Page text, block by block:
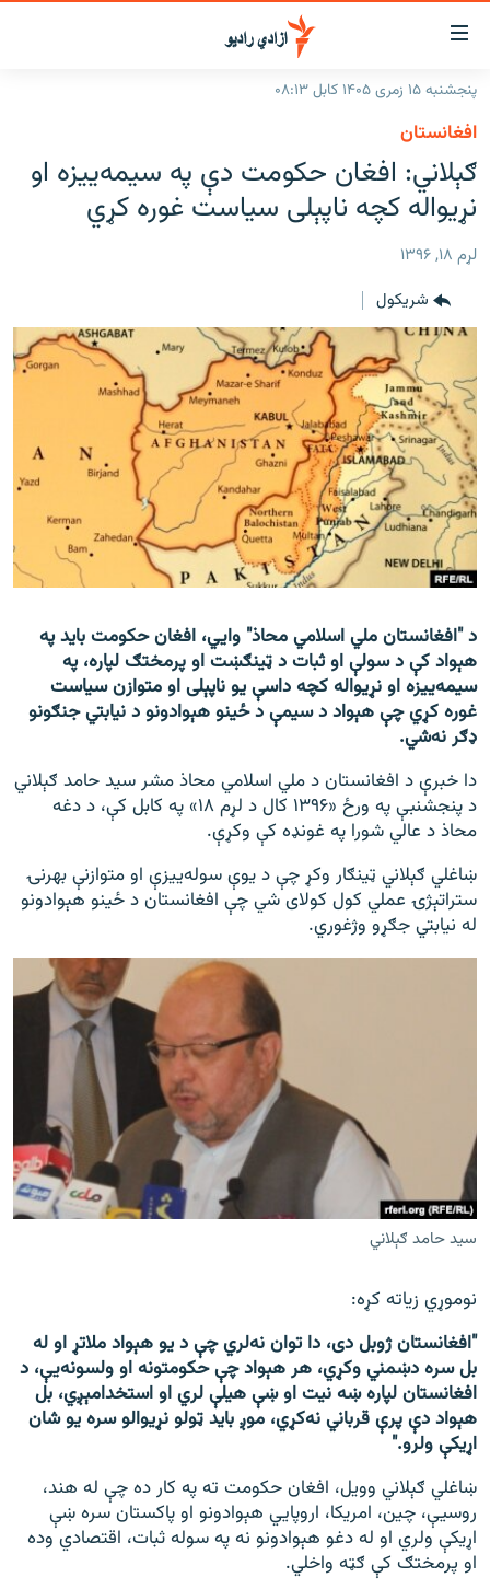
د
لاسرسۍ
وړ
لېنکونه
متن
ته
ورتلل
اصلي
ورتلل
لټون
پاڼې
مراجعه
راپورونه
افغانستان
نړۍ
خبرونه
د خپرونو جدول
مرکې
اونیزې خپرونې
انځوریزه برخه
ورزش
د کډوالۍ بحران
'کووېډ-۱۹'
اړیکه
دري پاڼه
راسره ملګري شئ
د ازادې اروپا/ ازادي راډيو ټولې پاڼې
پنجشنبه ۱۵ زمری ۱۴۰۵ کابل ۰۸:۱۳
افغانستان
ګېلاني: افغان حکومت دې په سیمه‌ییزه او
نړیواله کچه ناپېلی سیاست غوره کړي
لړم ۱۸, ۱۳۹۶
شريکول
د "افغانستان ملي اسلامي محاذ" وايي، افغان حکومت باید په
هېواد کې د سولې او ثبات د ټینګښت او پرمختګ لپاره، په
سیمه‌ییزه او نړیواله کچه داسې یو ناپېلی او متوازن سیاست
غوره کړي چې هېواد د سیمې د ځينو هېوادونو د نیابتي جنګونو
ډګر نه‌شي.
دا خبرې د افغانستان د ملي اسلامي محاذ مشر سید حامد ګېلاني
د پنجشنبې په ورځ «۱۳۹۶ کال د لړم ۱۸» په کابل کې، د دغه
محاذ د عالي شورا په غونډه کې وکړې.
ښاغلي ګېلاني ټینګار وکړ چې د یوې سوله‌ییزې او متوازنې بهرنۍ
ستراتېژۍ عملي کول کولای شي چې افغانستان د ځینو هېوادونو
له نیابتي جګړو وژغوري.
سید حامد ګېلاني
نوموړي زیاته کړه:
"افغانستان ژوبل دی، دا توان نه‌لري چې د یو هېواد ملاتړ او له
بل سره دښمني وکړي، هر هېواد چې حکومتونه او ولسونه‌یې، د
افغانستان لپاره ښه نیت او ښې هیلې لري او استخدامېږي، بل
هېواد دې پرې قرباني نه‌کړي، موږ باید ټولو نړیوالو سره یو شان
اړیکې ولرو."
ښاغلي ګېلاني وویل، افغان حکومت ته په کار ده چې له هند،
روسیې، چین، امریکا، اروپايي هېوادونو او پاکستان سره ښې
اړیکې ولري او له دغو هېوادونو نه په سوله ثبات، اقتصادي وده
او پرمختګ کې ګټه واخلي.